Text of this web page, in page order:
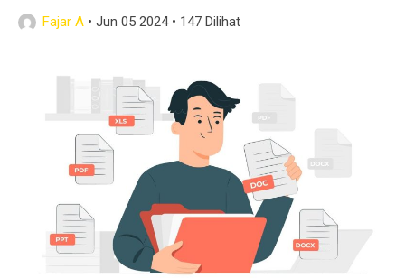
Fajar A • Jun 05 2024• 147 Dilihat